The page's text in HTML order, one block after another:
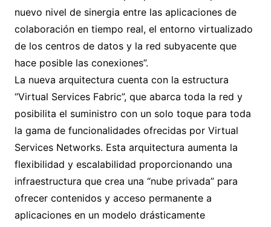
nuevo nivel de sinergia entre las aplicaciones de
colaboración en tiempo real, el entorno virtualizado
de los centros de datos y la red subyacente que
hace posible las conexiones”.
La nueva arquitectura cuenta con la estructura
“Virtual Services Fabric”, que abarca toda la red y
posibilita el suministro con un solo toque para toda
la gama de funcionalidades ofrecidas por Virtual
Services Networks. Esta arquitectura aumenta la
flexibilidad y escalabilidad proporcionando una
infraestructura que crea una “nube privada” para
ofrecer contenidos y acceso permanente a
aplicaciones en un modelo drásticamente